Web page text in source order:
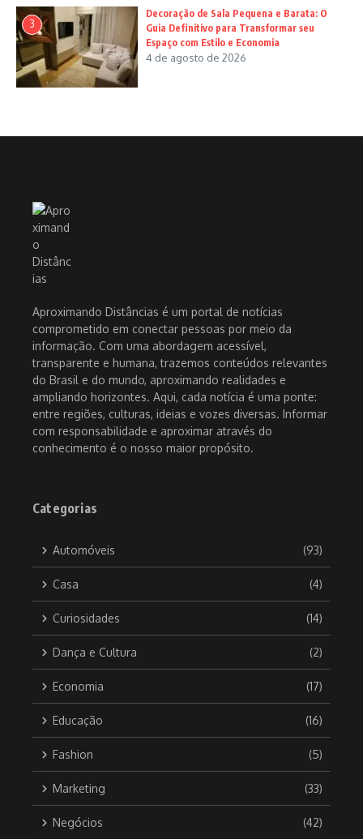
3
Decoração de Sala Pequena e Barata: O
Guia Definitivo para Transformar seu
Espaço com Estilo e Economia
4 de agosto de 2026
Aproximando Distâncias é um portal de notícias
comprometido em conectar pessoas por meio da
informação. Com uma abordagem acessível,
transparente e humana, trazemos conteúdos relevantes
do Brasil e do mundo, aproximando realidades e
ampliando horizontes. Aqui, cada notícia é uma ponte:
entre regiões, culturas, ideias e vozes diversas. Informar
com responsabilidade e aproximar através do
conhecimento é o nosso maior propósito.
Categorias
Automóveis (93)
Casa (4)
Curiosidades (14)
Dança e Cultura (2)
Economia (17)
Educação (16)
Fashion (5)
Marketing (33)
Negócios (42)